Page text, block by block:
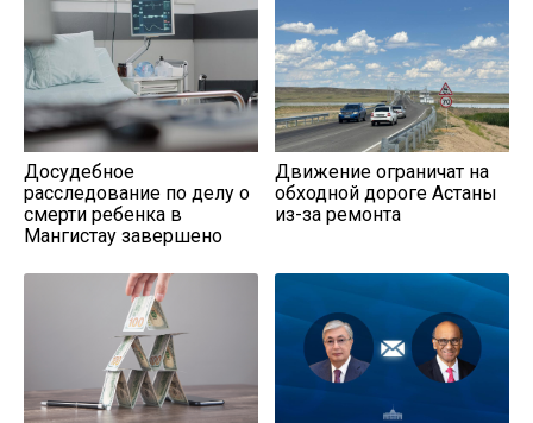
Досудебное
расследование по делу о
смерти ребенка в
Мангистау завершено
Движение ограничат на
обходной дороге Астаны
из-за ремонта